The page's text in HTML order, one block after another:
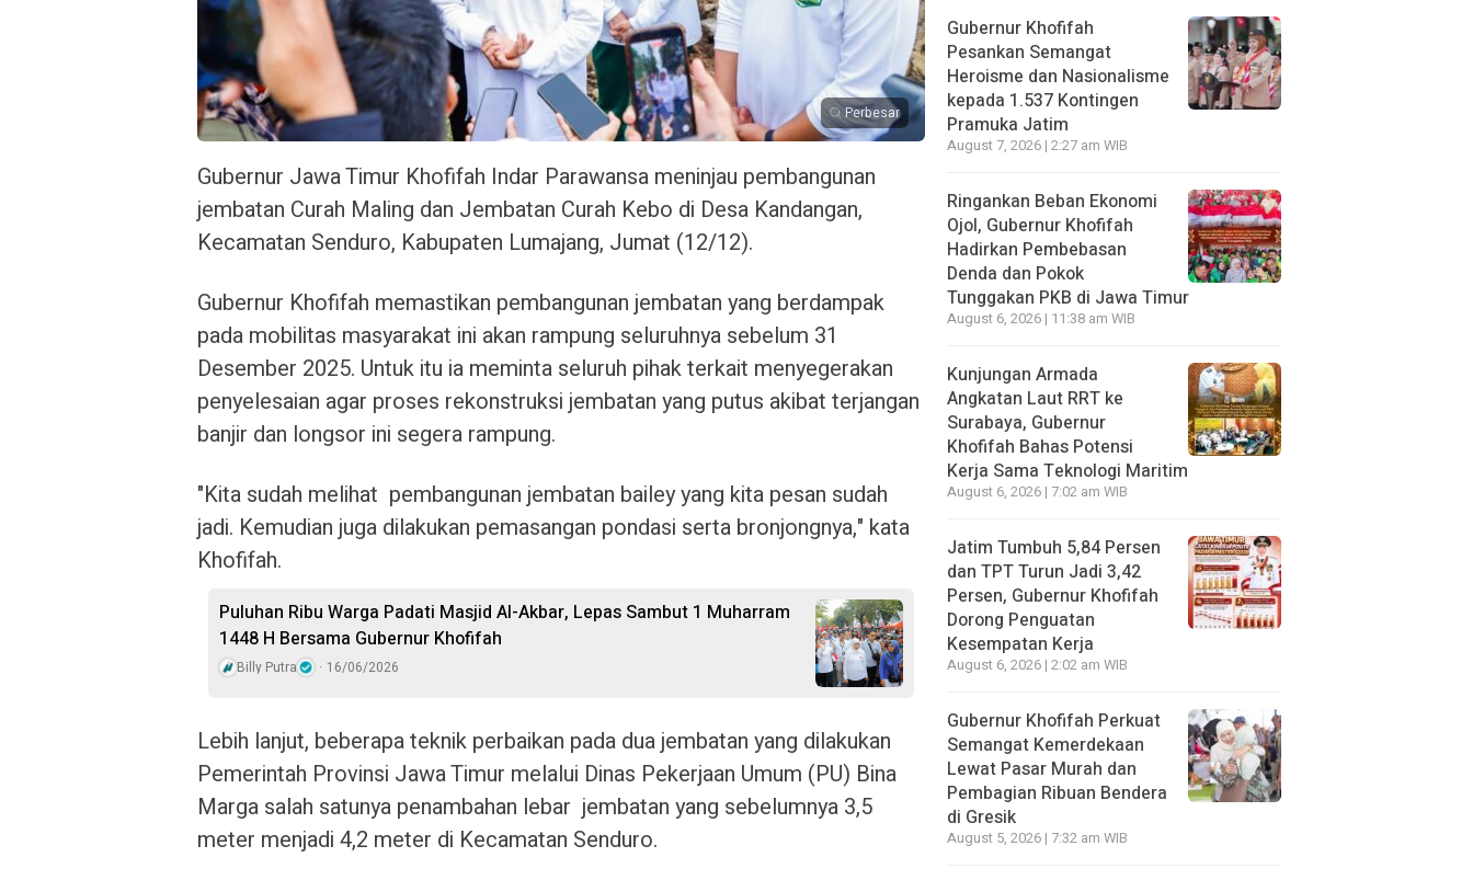
Perbesar
Gubernur Jawa Timur Khofifah Indar Parawansa meninjau pembangunan
jembatan Curah Maling dan Jembatan Curah Kebo di Desa Kandangan,
Kecamatan Senduro, Kabupaten Lumajang, Jumat (12/12).
Gubernur Khofifah memastikan pembangunan jembatan yang berdampak
pada mobilitas masyarakat ini akan rampung seluruhnya sebelum 31
Desember 2025. Untuk itu ia meminta seluruh pihak terkait menyegerakan
penyelesaian agar proses rekonstruksi jembatan yang putus akibat terjangan
banjir dan longsor ini segera rampung.
"Kita sudah melihat pembangunan jembatan bailey yang kita pesan sudah
jadi. Kemudian juga dilakukan pemasangan pondasi serta bronjongnya," kata
Khofifah.
Puluhan Ribu Warga Padati Masjid Al-Akbar, Lepas Sambut 1 Muharram
1448 H Bersama Gubernur Khofifah
Billy Putra 16/06/2026
Lebih lanjut, beberapa teknik perbaikan pada dua jembatan yang dilakukan
Pemerintah Provinsi Jawa Timur melalui Dinas Pekerjaan Umum (PU) Bina
Marga salah satunya penambahan lebar jembatan yang sebelumnya 3,5
meter menjadi 4,2 meter di Kecamatan Senduro.
Gubernur Khofifah
Pesankan Semangat
Heroisme dan Nasionalisme
kepada 1.537 Kontingen
Pramuka Jatim
August 7, 2026 | 2:27 am WIB
Ringankan Beban Ekonomi
Ojol, Gubernur Khofifah
Hadirkan Pembebasan
Denda dan Pokok
Tunggakan PKB di Jawa Timur
August 6, 2026 | 11:38 am WIB
Kunjungan Armada
Angkatan Laut RRT ke
Surabaya, Gubernur
Khofifah Bahas Potensi
Kerja Sama Teknologi Maritim
August 6, 2026 | 7:02 am WIB
Jatim Tumbuh 5,84 Persen
dan TPT Turun Jadi 3,42
Persen, Gubernur Khofifah
Dorong Penguatan
Kesempatan Kerja
August 6, 2026 | 2:02 am WIB
Gubernur Khofifah Perkuat
Semangat Kemerdekaan
Lewat Pasar Murah dan
Pembagian Ribuan Bendera
di Gresik
August 5, 2026 | 7:32 am WIB